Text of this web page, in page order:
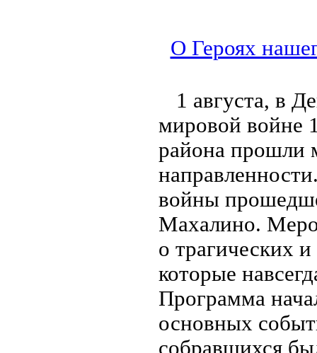
О Героях
1 августа, в
мировой войне
района прошли
войны
Махалино.
о трагических
которые
Программа
основных
собравшихся